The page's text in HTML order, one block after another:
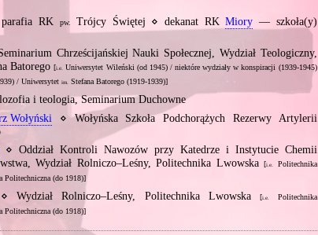
RK pw. Trójcy Świętej ⋄ dekanat RKMiory — szkoła(y)
Chrześcijańskiej Nauki Społecznej, Wydział Teologiczny,
Batorego[i.e.
Uniwersytet Wileński (od 1945) / niektóre wydziały w konspiracji (1939‐1945)
/ Uniwersytet im. Stefana Batorego (1919‐1939)]
i teologia, Seminarium Duchowne
Wołyński ⋄ Wołyńska Szkoła Podchorążych Rezerwy Artylerii
Oddział Kontroli Nawozów przy Katedrze i Instytucie Chemii
Wydział Rolniczo–Leśny, Politechnika Lwowska[i.e.
Politechnika
Politechniczna (do 1918)]
Wydział Rolniczo–Leśny, Politechnika Lwowska[i.e.
Politechnika
Politechniczna (do 1918)]